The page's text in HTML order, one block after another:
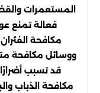
المستعمرات
فعالة تمنع
مكافحة
ووسائل مكافحة
قد تسبب
مكافحة الذباب